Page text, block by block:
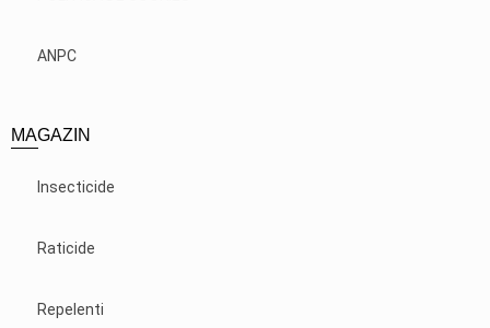
ANPC
MAGAZIN
Insecticide
Raticide
Repelenti